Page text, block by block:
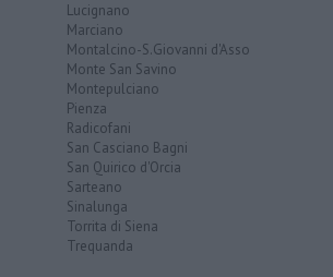
Lucignano
Marciano
Montalcino-S.Giovanni d'Asso
Monte San Savino
Montepulciano
Pienza
Radicofani
San Casciano Bagni
San Quirico d'Orcia
Sarteano
Sinalunga
Torrita di Siena
Trequanda